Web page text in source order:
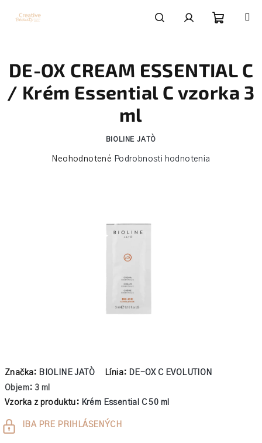
košík
Značka: BIOLINE JATÒ Línia: DE-OX C EVOLUTION
Objem: 3 ml
Vzorka z produktu: Krém Essential C 50 ml
Jednotková
cena:
IBA PRE PRIHLÁSENÝCH
DE-OX CREAM ESSENTIAL C
/ Krém Essential C vzorka 3
ml
BIOLINE JATÒ
Priemerné
Neohodnotené Podrobnosti hodnotenia